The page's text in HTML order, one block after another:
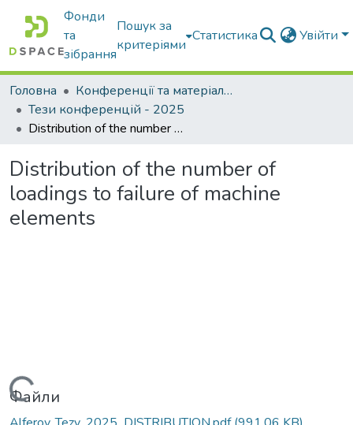
Фонди
та
зібрання
Пошук за
критеріями
Статистика Увійти
Головна
Конференції та матеріали конференцій
Тези конференцій - 2025
Distribution of the number of loadings to failure of machine elements
Distribution of the number of
loadings to failure of machine
elements
Файли